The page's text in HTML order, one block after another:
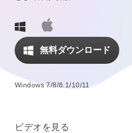
無料ダウンロード
Windows 7/8/8.1/10/11
ビデオを見る